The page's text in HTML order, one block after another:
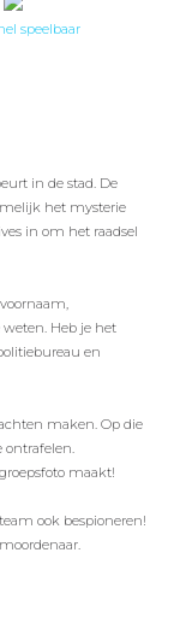
speelbaar
in de stad. De
het mysterie
in om het raadsel
Heb je het
en
maken. Op die
ontrafelen.
maakt!
ook bespioneren!